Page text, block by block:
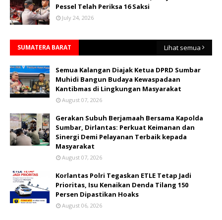
Pessel Telah Periksa 16 Saksi
July 24, 2026
SUMATERA BARAT Lihat semua
Semua Kalangan Diajak Ketua DPRD Sumbar
Muhidi Bangun Budaya Kewaspadaan
Kantibmas di Lingkungan Masyarakat
August 07, 2026
Gerakan Subuh Berjamaah Bersama Kapolda
Sumbar, Dirlantas: Perkuat Keimanan dan
Sinergi Demi Pelayanan Terbaik kepada
Masyarakat
August 07, 2026
Korlantas Polri Tegaskan ETLE Tetap Jadi
Prioritas, Isu Kenaikan Denda Tilang 150
Persen Dipastikan Hoaks
August 06, 2026